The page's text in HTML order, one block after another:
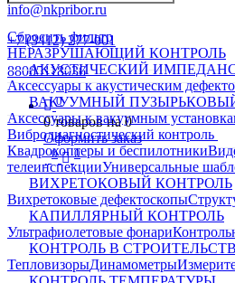
info@nkpribor.ru
+7 (3412) 277-001
88005118036
0
0 товаров на0
Оформить заказ
0 0
Сбросить фильтр
НЕРАЗРУШАЮЩИЙ КОНТРОЛЬ
АКУСТИЧЕСКИЙ
Аксессуары к акустическим
ВАКУУМНЫЙ
Аксессуары к вакуумным
Вибродиагностический контроль
Квадрокоптеры и беспилотники
телеинспекцииУниверсальные
ВИХРЕТОКОВЫЙ КОНТРОЛЬ
Вихретоковые дефектоскопы
КАПИЛЛЯРНЫЙ КОНТРОЛЬ
Ультрафиолетовые фонари
КОНТРОЛЬ В
ТепловизорыДинамометры